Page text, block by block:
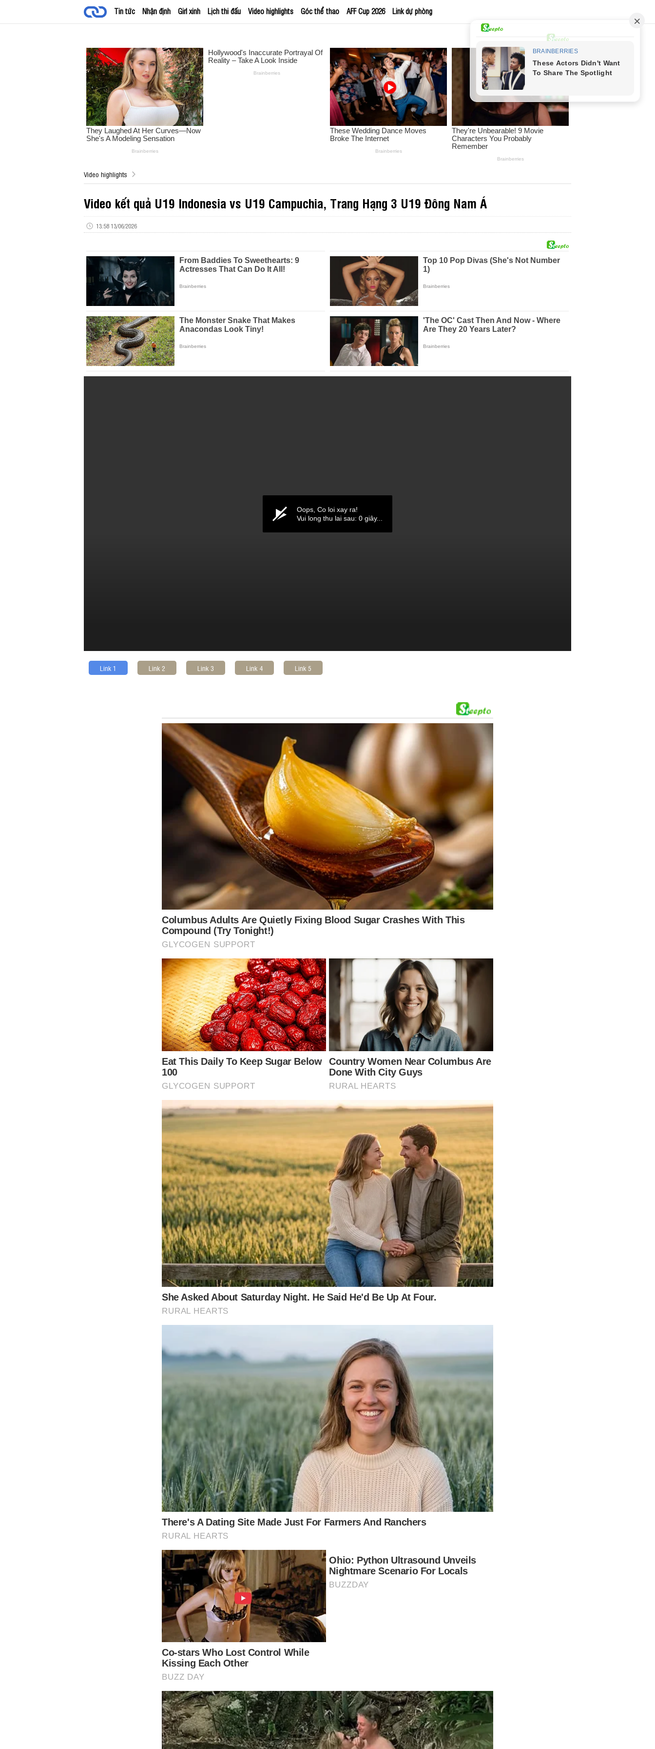
Tin tức Nhận định Girl xinh Lịch thi đấu Video highlights Góc thể thao AFF Cup 2026 Link dự phòng
Video highlights
Video kết quả U19 Indonesia vs U19 Campuchia, Trang Hạng 3 U19 Đông Nam Á
13:58 13/06/2026
Link 1 Link 2 Link 3 Link 4 Link 5